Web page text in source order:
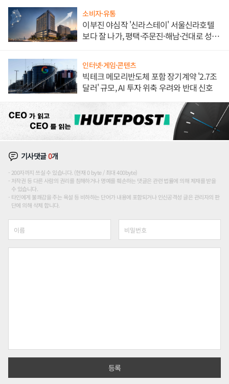
소비자·유통
이부진 야심작 '신라스테이' 서울신라호텔
보다 잘 나가, 평택·주문진·해남·건대로 성
인터넷·게임·콘텐츠
빅테크 메모리반도체 포함 장기계약 '2.7조
달러' 규모, AI 투자 위축 우려와 반대 신호
기사댓글0개
200자까지 쓰실 수 있습니다. (현재 0 byte / 최대 400byte)
저작권 등 다른 사람의 권리를 침해하거나 명예를 훼손하는 댓글은 관련 법률에 의해 제재를 받을
수 있습니다.
타인에게 불쾌감을 주는 욕설 등 비하하는 단어가 내용에 포함되거나 인신공격성 글은 관리자의 판
단에 의해 삭제 합니다.